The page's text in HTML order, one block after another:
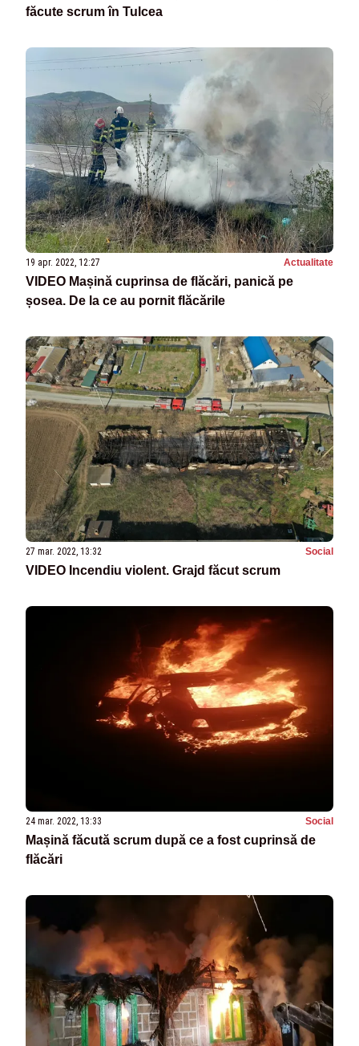
făcute scrum în Tulcea
19 apr. 2022, 12:27 Actualitate
VIDEO Mașină cuprinsa de flăcări, panică pe
șosea. De la ce au pornit flăcările
27 mar. 2022, 13:32 Social
VIDEO Incendiu violent. Grajd făcut scrum
24 mar. 2022, 13:33 Social
Mașină făcută scrum după ce a fost cuprinsă de
flăcări